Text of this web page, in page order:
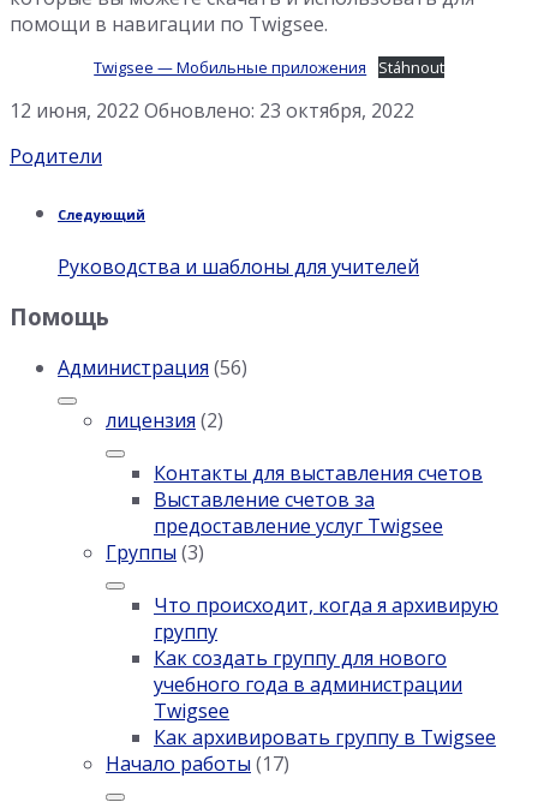
помощи в навигации по Twigsee.
Twigsee — Мобильные приложения Stáhnout
12 июня, 2022 Обновлено: 23 октября, 2022
Категория:
Родители
Следующий
Руководства и шаблоны для учителей
Помощь
Администрация (56)
лицензия (2)
Контакты для выставления счетов
Выставление счетов за
предоставление услуг Twigsee
Группы (3)
Что происходит, когда я архивирую
группу
Как создать группу для нового
учебного года в администрации
Twigsee
Как архивировать группу в Twigsee
Начало работы (17)